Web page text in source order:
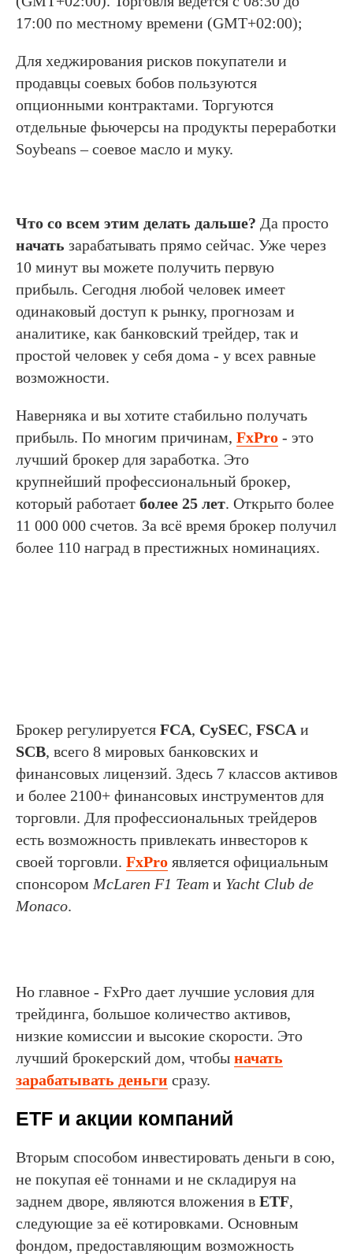
17:00 по местному времени (GMT+02:00);
Для хеджирования рисков покупатели и
продавцы соевых бобов пользуются
опционными контрактами. Торгуются
отдельные фьючерсы на продукты переработки
Soybeans – соевое масло и муку.
Что со всем этим делать дальше? Да просто
начать зарабатывать прямо сейчас. Уже через
10 минут вы можете получить первую
прибыль. Сегодня любой человек имеет
одинаковый доступ к рынку, прогнозам и
аналитике, как банковский трейдер, так и
простой человек у себя дома - у всех равные
возможности.
Наверняка и вы хотите стабильно получать
прибыль. По многим причинам, FxPro - это
лучший брокер для заработка. Это
крупнейший профессиональный брокер,
который работает более 25 лет. Открыто более
11 000 000 счетов. За всё время брокер получил
более 110 наград в престижных номинациях.
Брокер регулируется FCA, CySEC, FSCA и
SCB, всего 8 мировых банковских и
финансовых лицензий. Здесь 7 классов активов
и более 2100+ финансовых инструментов для
торговли. Для профессиональных трейдеров
есть возможность привлекать инвесторов к
своей торговли. FxPro является официальным
спонсором McLaren F1 Team и Yacht Club de
Monaco.
Но главное - FxPro дает лучшие условия для
трейдинга, большое количество активов,
низкие комиссии и высокие скорости. Это
лучший брокерский дом, чтобы начать
зарабатывать деньги сразу.
ETF и акции компаний
Вторым способом инвестировать деньги в сою,
не покупая её тоннами и не складируя на
заднем дворе, являются вложения в ETF,
следующие за её котировками. Основным
фондом, предоставляющим возможность